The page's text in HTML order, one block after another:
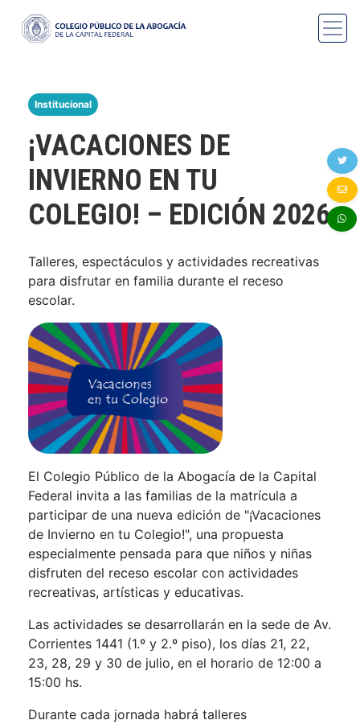
Institucional
¡VACACIONES DE
INVIERNO EN TU
COLEGIO! – EDICIÓN 2026
Talleres, espectáculos y actividades recreativas
para disfrutar en familia durante el receso
escolar.
El Colegio Público de la Abogacía de la Capital
Federal invita a las familias de la matrícula a
participar de una nueva edición de "¡Vacaciones
de Invierno en tu Colegio!", una propuesta
especialmente pensada para que niños y niñas
disfruten del receso escolar con actividades
recreativas, artísticas y educativas.
Las actividades se desarrollarán en la sede de Av.
Corrientes 1441 (1.º y 2.º piso), los días 21, 22,
23, 28, 29 y 30 de julio, en el horario de 12:00 a
15:00 hs.
Durante cada jornada habrá talleres